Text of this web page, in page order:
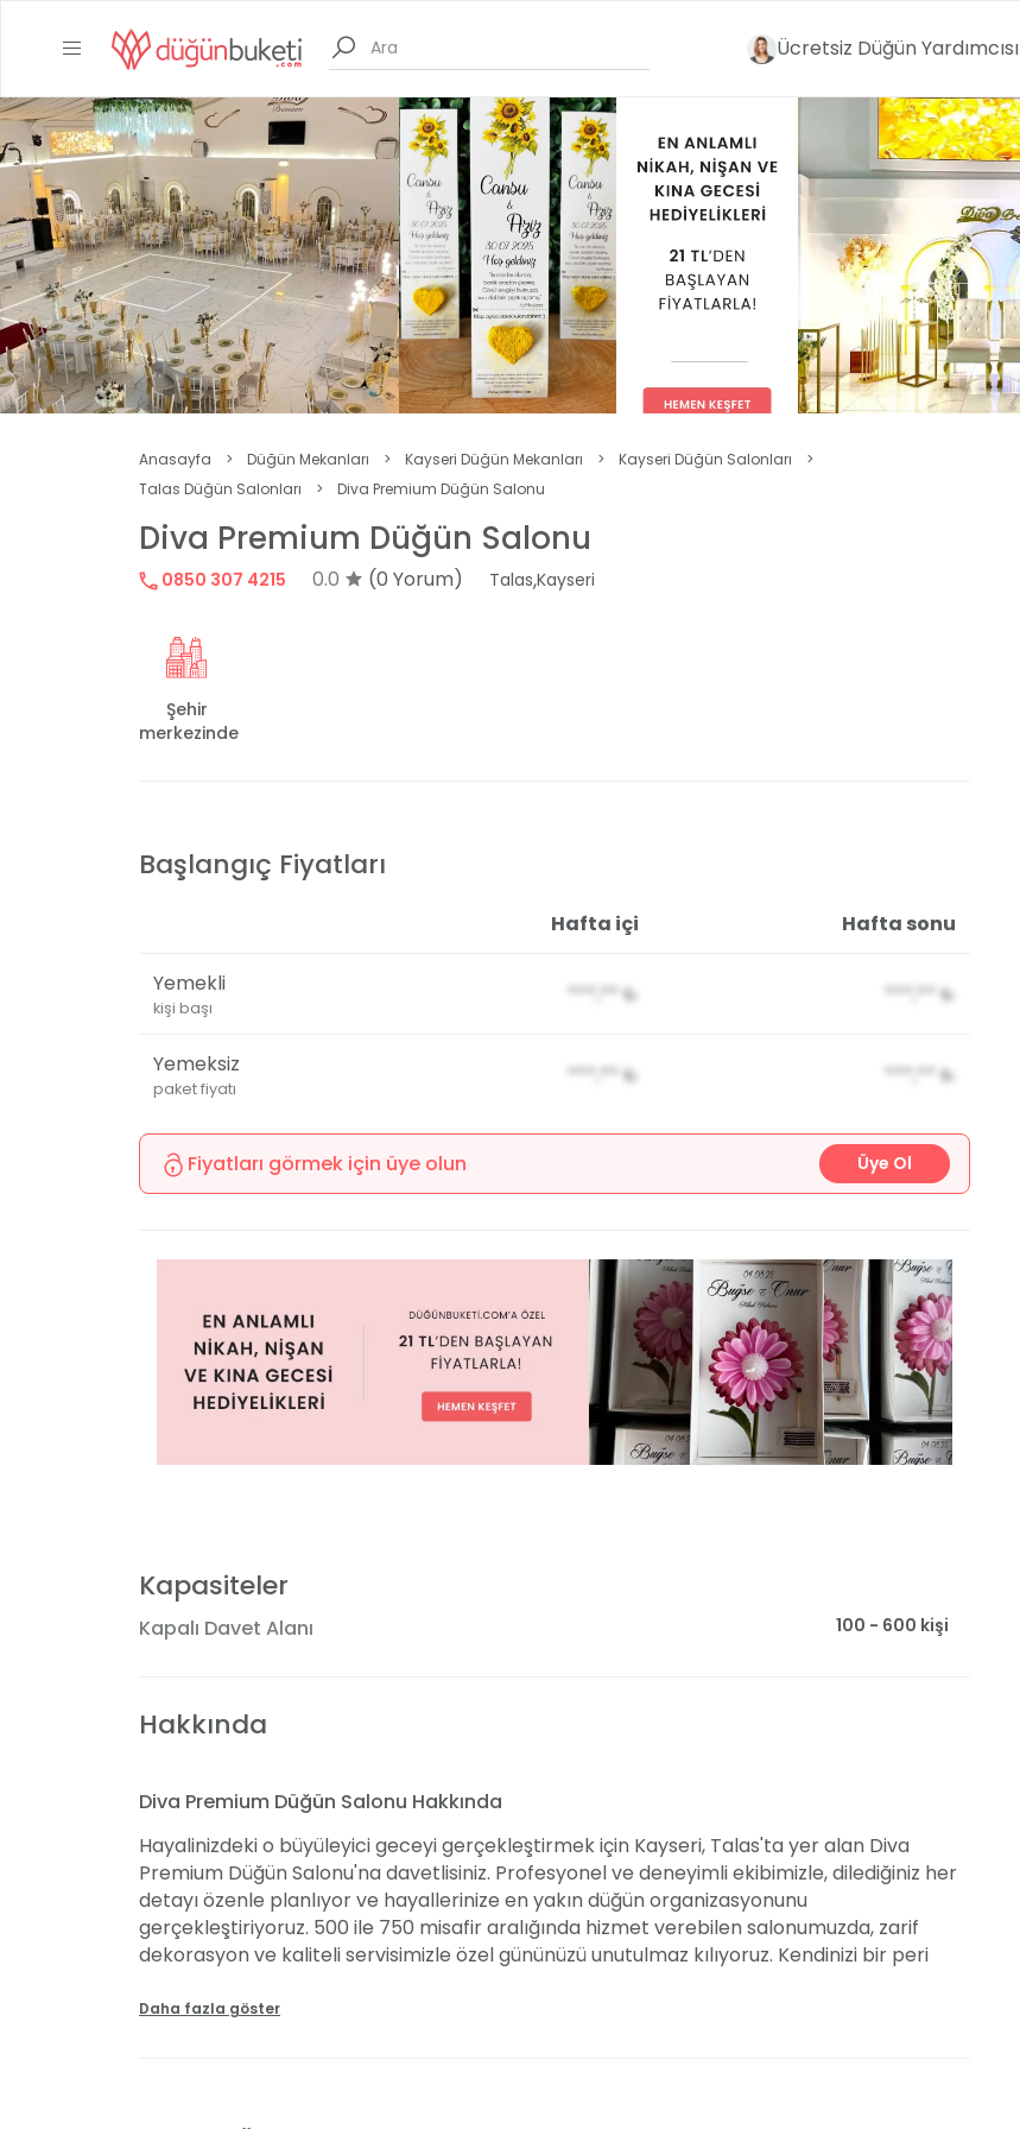
Ücretsiz Düğün Yardımcısı
Anasayfa > Düğün Mekanları > Kayseri Düğün Mekanları > Kayseri Düğün Salonları
>
Talas Düğün Salonları
> Diva Premium Düğün Salonu
Diva Premium Düğün Salonu
0850 307 4215 0.0 (0 Yorum) Talas,Kayseri
Şehir
merkezinde
Başlangıç Fiyatları
Hafta içi Hafta sonu
Yemekli
kişi başı
***,** ₺ ***,** ₺
Yemeksiz
paket fiyatı
***,** ₺ ***,** ₺
Fiyatları görmek için üye olun Üye Ol
Kapasiteler
Kapalı Davet Alanı 100 - 600 kişi
Hakkında
Diva Premium Düğün Salonu Hakkında
Hayalinizdeki o büyüleyici geceyi gerçekleştirmek için Kayseri, Talas'ta yer alan Diva
Premium Düğün Salonu'na davetlisiniz. Profesyonel ve deneyimli ekibimizle, dilediğiniz her
detayı özenle planlıyor ve hayallerinize en yakın düğün organizasyonunu
gerçekleştiriyoruz. 500 ile 750 misafir aralığında hizmet verebilen salonumuzda, zarif
dekorasyon ve kaliteli servisimizle özel gününüzü unutulmaz kılıyoruz. Kendinizi bir peri
hayallerinizin ötesine geçmeye hazır olun.
Daha fazla göster